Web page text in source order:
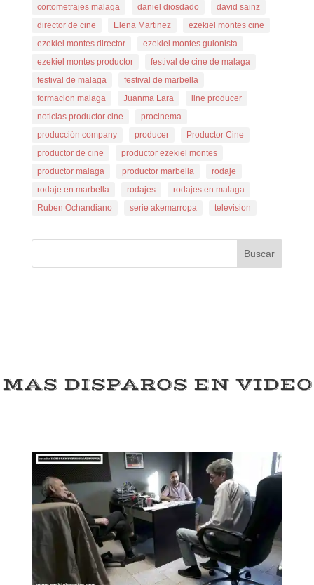
cortometrajes malaga
daniel diosdado
david sainz
director de cine
Elena Martinez
ezekiel montes cine
ezekiel montes director
ezekiel montes guionista
ezekiel montes productor
festival de cine de malaga
festival de malaga
festival de marbella
formacion malaga
Juanma Lara
line producer
noticias productor cine
procinema
producción company
producer
Productor Cine
productor de cine
productor ezekiel montes
productor malaga
productor marbella
rodaje
rodaje en marbella
rodajes
rodajes en malaga
Ruben Ochandiano
serie akemarropa television
Buscar
MAS DISPAROS EN VIDEO